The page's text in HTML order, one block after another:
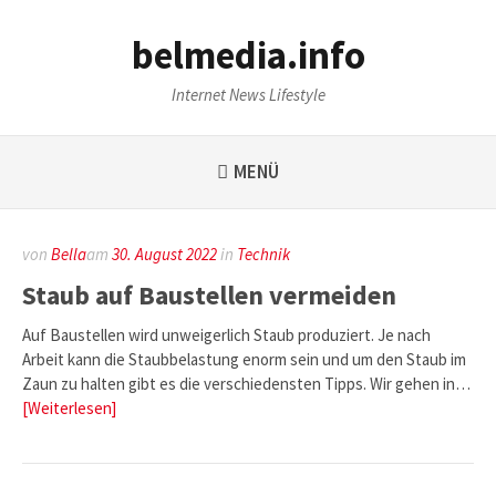
belmedia.info
Internet News Lifestyle
MENÜ
von Bellaam 30. August 2022in Technik
Staub auf Baustellen vermeiden
Auf Baustellen wird unweigerlich Staub produziert. Je nach
Arbeit kann die Staubbelastung enorm sein und um den Staub im
Zaun zu halten gibt es die verschiedensten Tipps. Wir gehen in…
[Weiterlesen]